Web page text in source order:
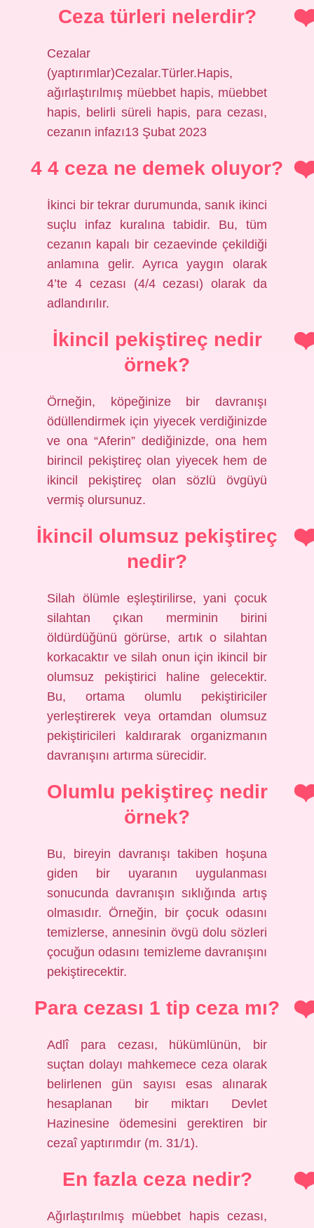
Ceza türleri nelerdir?
Cezalar
(yaptırımlar)Cezalar.Türler.Hapis,
ağırlaştırılmış müebbet hapis, müebbet
hapis, belirli süreli hapis, para cezası,
cezanın infazı13 Şubat 2023
4 4 ceza ne demek oluyor?
İkinci bir tekrar durumunda, sanık ikinci
suçlu infaz kuralına tabidir. Bu, tüm
cezanın kapalı bir cezaevinde çekildiği
anlamına gelir. Ayrıca yaygın olarak
4’te 4 cezası (4/4 cezası) olarak da
adlandırılır.
İkincil pekiştireç nedir
örnek?
Örneğin, köpeğinize bir davranışı
ödüllendirmek için yiyecek verdiğinizde
ve ona “Aferin” dediğinizde, ona hem
birincil pekiştireç olan yiyecek hem de
ikincil pekiştireç olan sözlü övgüyü
vermiş olursunuz.
İkincil olumsuz pekiştireç
nedir?
Silah ölümle eşleştirilirse, yani çocuk
silahtan çıkan merminin birini
öldürdüğünü görürse, artık o silahtan
korkacaktır ve silah onun için ikincil bir
olumsuz pekiştirici haline gelecektir.
Bu, ortama olumlu pekiştiriciler
yerleştirerek veya ortamdan olumsuz
pekiştiricileri kaldırarak organizmanın
davranışını artırma sürecidir.
Olumlu pekiştireç nedir
örnek?
Bu, bireyin davranışı takiben hoşuna
giden bir uyaranın uygulanması
sonucunda davranışın sıklığında artış
olmasıdır. Örneğin, bir çocuk odasını
temizlerse, annesinin övgü dolu sözleri
çocuğun odasını temizleme davranışını
pekiştirecektir.
Para cezası 1 tip ceza mı?
Adlî para cezası, hükümlünün, bir
suçtan dolayı mahkemece ceza olarak
belirlenen gün sayısı esas alınarak
hesaplanan bir miktarı Devlet
Hazinesine ödemesini gerektiren bir
cezaî yaptırımdır (m. 31/1).
En fazla ceza nedir?
Ağırlaştırılmış müebbet hapis cezası,